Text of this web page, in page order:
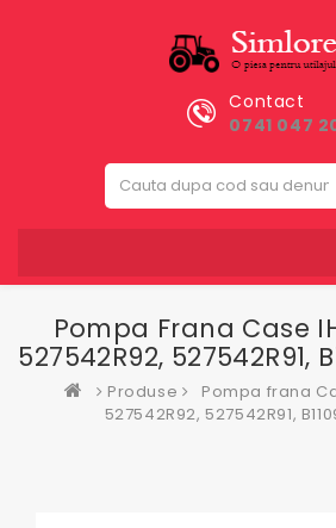
Contact
0741 047
Pompa Frana Case
527542R92, 527542R91,
Produse
Pompa frana
527542R92, 527542R91,